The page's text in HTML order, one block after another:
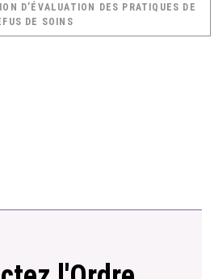
D’ÉVALUATION DES PRATIQUES DE
DE SOINS